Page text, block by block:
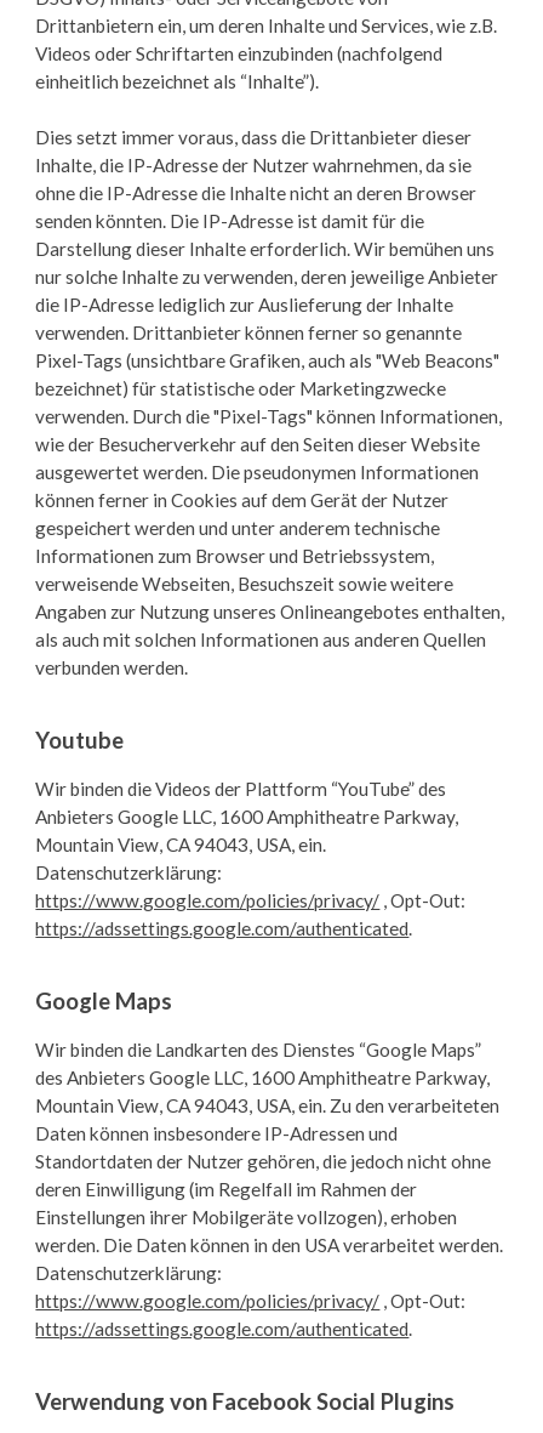
Drittanbietern ein, um deren Inhalte und Services, wie z.B.
Videos oder Schriftarten einzubinden (nachfolgend
einheitlich bezeichnet als “Inhalte”).
Dies setzt immer voraus, dass die Drittanbieter dieser
Inhalte, die IP-Adresse der Nutzer wahrnehmen, da sie
ohne die IP-Adresse die Inhalte nicht an deren Browser
senden könnten. Die IP-Adresse ist damit für die
Darstellung dieser Inhalte erforderlich. Wir bemühen uns
nur solche Inhalte zu verwenden, deren jeweilige Anbieter
die IP-Adresse lediglich zur Auslieferung der Inhalte
verwenden. Drittanbieter können ferner so genannte
Pixel-Tags (unsichtbare Grafiken, auch als "Web Beacons"
bezeichnet) für statistische oder Marketingzwecke
verwenden. Durch die "Pixel-Tags" können Informationen,
wie der Besucherverkehr auf den Seiten dieser Website
ausgewertet werden. Die pseudonymen Informationen
können ferner in Cookies auf dem Gerät der Nutzer
gespeichert werden und unter anderem technische
Informationen zum Browser und Betriebssystem,
verweisende Webseiten, Besuchszeit sowie weitere
Angaben zur Nutzung unseres Onlineangebotes enthalten,
als auch mit solchen Informationen aus anderen Quellen
verbunden werden.
Youtube
Wir binden die Videos der Plattform “YouTube” des
Anbieters Google LLC, 1600 Amphitheatre Parkway,
Mountain View, CA 94043, USA, ein.
Datenschutzerklärung:
https://www.google.com/policies/privacy/ , Opt-Out:
https://adssettings.google.com/authenticated.
Google Maps
Wir binden die Landkarten des Dienstes “Google Maps”
des Anbieters Google LLC, 1600 Amphitheatre Parkway,
Mountain View, CA 94043, USA, ein. Zu den verarbeiteten
Daten können insbesondere IP-Adressen und
Standortdaten der Nutzer gehören, die jedoch nicht ohne
deren Einwilligung (im Regelfall im Rahmen der
Einstellungen ihrer Mobilgeräte vollzogen), erhoben
werden. Die Daten können in den USA verarbeitet werden.
Datenschutzerklärung:
https://www.google.com/policies/privacy/ , Opt-Out:
https://adssettings.google.com/authenticated.
Verwendung von Facebook Social Plugins